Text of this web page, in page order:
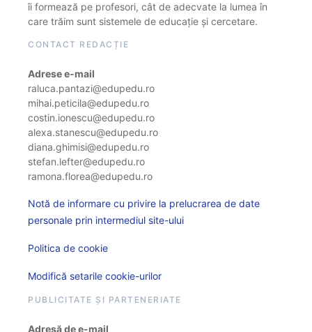
îi formează pe profesori, cât de adecvate la lumea în
care trăim sunt sistemele de educație și cercetare.
CONTACT REDACȚIE
Adrese e-mail
raluca.pantazi@edupedu.ro
mihai.peticila@edupedu.ro
costin.ionescu@edupedu.ro
alexa.stanescu@edupedu.ro
diana.ghimisi@edupedu.ro
stefan.lefter@edupedu.ro
ramona.florea@edupedu.ro
Notă de informare cu privire la prelucrarea de date
personale prin intermediul site-ului
Politica de cookie
Modifică setarile cookie-urilor
PUBLICITATE ȘI PARTENERIATE
Adresă de e-mail